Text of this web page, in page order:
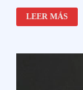
EMBLEMÁTICA
E
ICONOLOGIA
LEER MÁS